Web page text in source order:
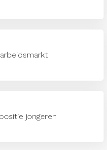
jongeren